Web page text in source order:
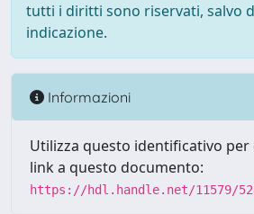
tutti i diritti sono riservati, salvo
indicazione.
Informazioni
Utilizza questo identificativo
link a questo documento:
https://hdl.handle.net/11579/